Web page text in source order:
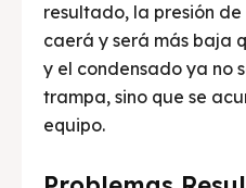
resultado, la presión
caerá y será más baja
y el condensado ya no
trampa, sino que se
equipo.